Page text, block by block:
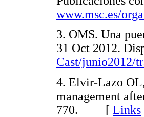
www.msc.es/
3. OMS. Una
31 Oct 2012.
Cast/junio2012/
4. Elvir-Lazo
management
770. [ Links